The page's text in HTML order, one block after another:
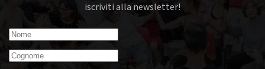
iscriviti alla newsletter!